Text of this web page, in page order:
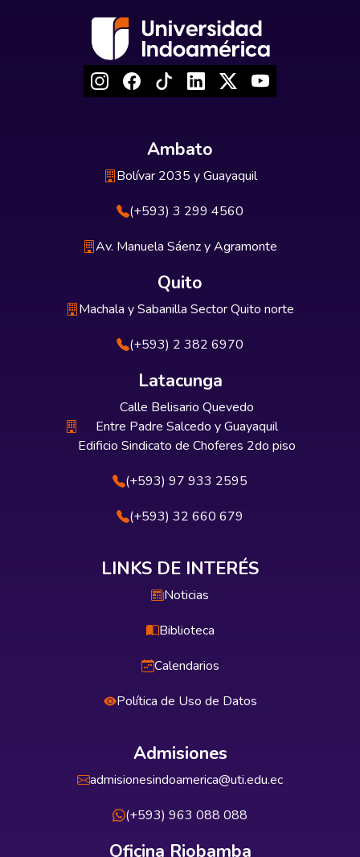
Ambato
Bolívar 2035 y Guayaquil
(+593) 3 299 4560
Av. Manuela Sáenz y Agramonte
Quito
Machala y Sabanilla Sector Quito norte
(+593) 2 382 6970
Latacunga
Calle Belisario Quevedo
Entre Padre Salcedo y Guayaquil
Edificio Sindicato de Choferes 2do piso
(+593) 97 933 2595
(+593) 32 660 679
LINKS DE INTERÉS
Noticias
Biblioteca
Calendarios
Política de Uso de Datos
Admisiones
admisionesindoamerica@uti.edu.ec
(+593) 963 088 088
Oficina Riobamba